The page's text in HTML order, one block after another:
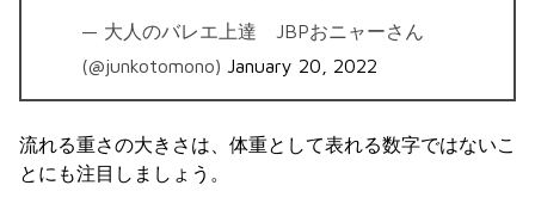
— 大人のバレエ上達 JBPおニャーさん
(@junkotomono) January 20, 2022
流れる重さの大きさは、体重として表れる数字ではないこ
とにも注目しましょう。